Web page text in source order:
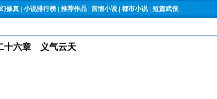
修真 | 小说排行榜 | 推荐作品 | 言情小说| 都市小说 | 短篇武侠
十六章 义气云天